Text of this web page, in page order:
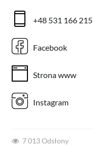
+48 531 166 215
Facebook
Strona www
Instagram
7 013Odsłony